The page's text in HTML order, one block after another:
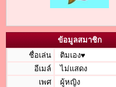
ข้อมูลสมาชิก
ชื่อเล่น
ติมเอง♥
อีเมล์
ไม่แสดง
เพศ
ผู้หญิง